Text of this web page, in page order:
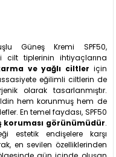
Güneş Kremi SPF50,
cilt tiplerinin ihtiyaçlarına
ve yağlı ciltler için
eğilimli ciltlerin de
olarak tasarlanmıştır.
hem korunmuş hem de
En temel faydası, SPF50
koruması görünümüdür.
estetik endişelere karşı
en sevilen özelliklerinden